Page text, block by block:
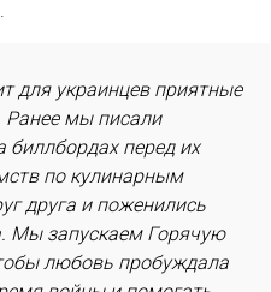
для украинцев приятные
Ранее мы писали
перед их
по кулинарным
друга и поженились
Мы запускаем Горячую
любовь пробуждала